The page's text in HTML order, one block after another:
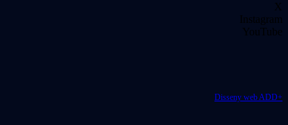
X
Instagram
YouTube
Disseny web ADD+